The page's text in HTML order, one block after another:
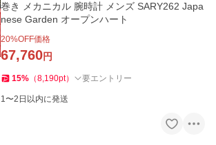
巻き メカニカル 腕時計 メンズ SARY262 Japa
nese Garden オープンハート
20%OFF価格
67,760円
15% （8,190pt） 要エントリー
1〜2日以内に発送